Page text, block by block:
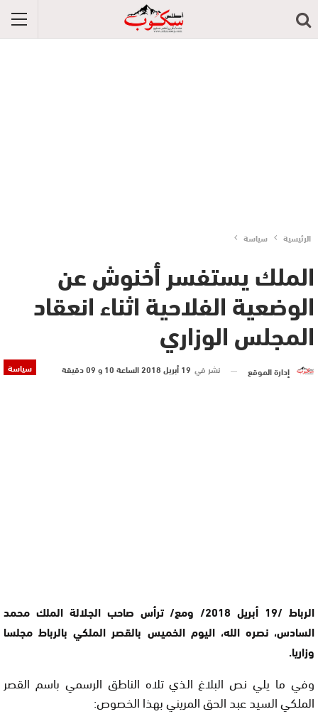
الرئيسية سياسة
الملك يستفسر أخنوش عن
الوضعية الفلاحية اثناء انعقاد
المجلس الوزاري
سياسة إدارة الموقع نشر في 19 أبريل 2018 الساعة 10 و 09 دقيقة
الرباط /19 أبريل 2018/ ومع/ ترأس صاحب الجلالة الملك محمد
السادس، نصره الله، اليوم الخميس بالقصر الملكي بالرباط مجلسا
وزاريا.
وفي ما يلي نص البلاغ الذي تلاه الناطق الرسمي باسم القصر
الملكي السيد عبد الحق المريني بهذا الخصوص: